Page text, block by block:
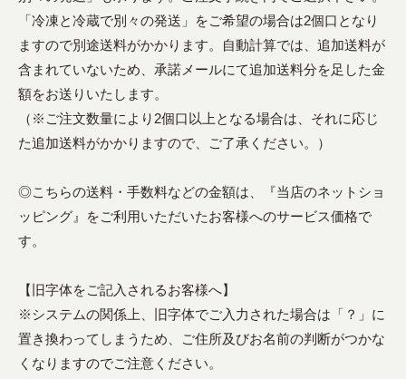
「冷凍と冷蔵で別々の発送」をご希望の場合は2個口となり
ますので別途送料がかかります。自動計算では、追加送料が
含まれていないため、承諾メールにて追加送料分を足した金
額をお送りいたします。
（※ご注文数量により2個口以上となる場合は、それに応じ
た追加送料がかかりますので、ご了承ください。）
◎こちらの送料・手数料などの金額は、『当店のネットショ
ッピング』をご利用いただいたお客様へのサービス価格で
す。
【旧字体をご記入されるお客様へ】
※システムの関係上、旧字体でご入力された場合は「？」に
置き換わってしまうため、ご住所及びお名前の判断がつかな
くなりますのでご注意ください。